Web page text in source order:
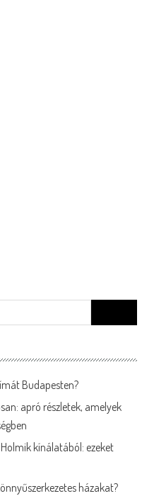
for:
Budapesten?
apró részletek, amelyek
kínálatából: ezeket
házakat?